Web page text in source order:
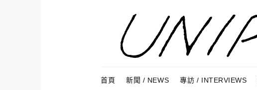
Menu
首頁
新聞 / NEWS 專訪 / INTERVIEWS